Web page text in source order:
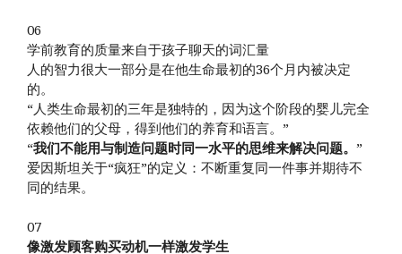
06
学前教育的质量来自于孩子聊天的词汇量
人的智力很大一部分是在他生命最初的36个月内被决定
的。
“人类生命最初的三年是独特的，因为这个阶段的婴儿完全
依赖他们的父母，得到他们的养育和语言。”
“我们不能用与制造问题时同一水平的思维来解决问题。 ”
爱因斯坦关于“疯狂”的定义：不断重复同一件事并期待不
同的结果。
07
像激发顾客购买动机一样激发学生